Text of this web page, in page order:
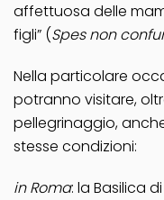
affettuosa delle
figli” (Spes non
Nella particolare
potranno visitare,
pellegrinaggio,
stesse condizioni:
in Roma: la Basilica